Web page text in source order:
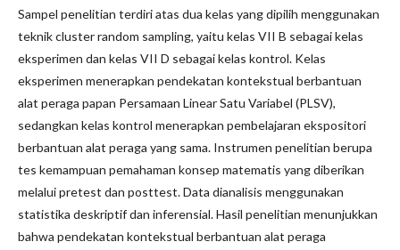
Sampel penelitian terdiri atas dua kelas yang dipilih menggunakan
teknik cluster random sampling, yaitu kelas VII B sebagai kelas
eksperimen dan kelas VII D sebagai kelas kontrol. Kelas
eksperimen menerapkan pendekatan kontekstual berbantuan
alat peraga papan Persamaan Linear Satu Variabel (PLSV),
sedangkan kelas kontrol menerapkan pembelajaran ekspositori
berbantuan alat peraga yang sama. Instrumen penelitian berupa
tes kemampuan pemahaman konsep matematis yang diberikan
melalui pretest dan posttest. Data dianalisis menggunakan
statistika deskriptif dan inferensial. Hasil penelitian menunjukkan
bahwa pendekatan kontekstual berbantuan alat peraga